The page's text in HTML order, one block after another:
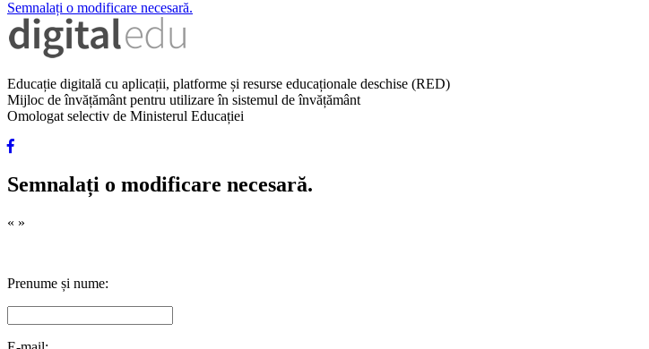
Semnalați o modificare necesară.
Educație digitală cu aplicații, platforme și resurse educaționale deschise (RED)
Mijloc de învățământ pentru utilizare în sistemul de învățământ
Omologat selectiv de Ministerul Educației
Semnalați o modificare necesară.
« »
Prenume și nume: